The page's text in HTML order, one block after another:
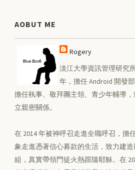
AOBUT ME
Rogery
淡江大學資訊管理研究
年，擔任 Android 開發
擔任執事、敬拜團主領、青少年輔導
立親密關係。
在 2014 年被神呼召走進全職呼召，擔
象走進憑著信心募款的生活，致力建
組，真實帶領門徒火熱跟隨耶穌。在